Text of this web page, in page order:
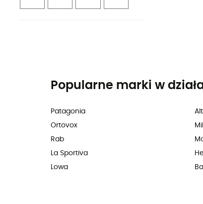
Popularne marki w
Patagonia
Ortovox
Rab
La Sportiva
Lowa